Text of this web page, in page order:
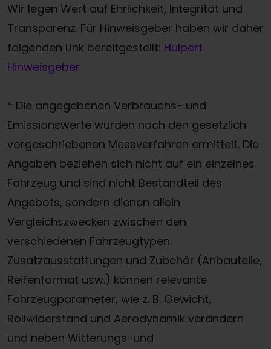
Wir legen Wert auf Ehrlichkeit, Integrität und
Transparenz. Für Hinweisgeber haben wir daher
folgenden Link bereitgestellt: Hülpert
Hinweisgeber
* Die angegebenen Verbrauchs- und
Emissionswerte wurden nach den gesetzlich
vorgeschriebenen Messverfahren ermittelt. Die
Angaben beziehen sich nicht auf ein einzelnes
Fahrzeug und sind nicht Bestandteil des
Angebots, sondern dienen allein
Vergleichszwecken zwischen den
verschiedenen Fahrzeugtypen.
Zusatzausstattungen und Zubehör (Anbauteile,
Reifenformat usw.) können relevante
Fahrzeugparameter, wie z. B. Gewicht,
Rollwiderstand und Aerodynamik verändern
und neben Witterungs-und